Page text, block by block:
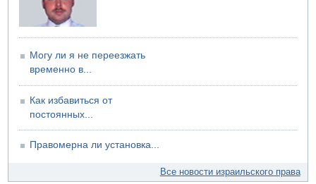
Могу ли я не переезжать
временно в...
Как избавиться от
постоянных...
Правомерна ли установка...
Все новости израильского права